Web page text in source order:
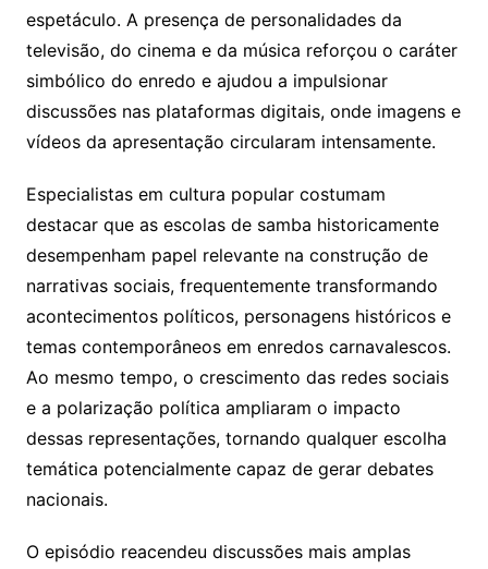
espetáculo. A presença de personalidades da
televisão, do cinema e da música reforçou o caráter
simbólico do enredo e ajudou a impulsionar
discussões nas plataformas digitais, onde imagens e
vídeos da apresentação circularam intensamente.
Especialistas em cultura popular costumam
destacar que as escolas de samba historicamente
desempenham papel relevante na construção de
narrativas sociais, frequentemente transformando
acontecimentos políticos, personagens históricos e
temas contemporâneos em enredos carnavalescos.
Ao mesmo tempo, o crescimento das redes sociais
e a polarização política ampliaram o impacto
dessas representações, tornando qualquer escolha
temática potencialmente capaz de gerar debates
nacionais.
O episódio reacendeu discussões mais amplas